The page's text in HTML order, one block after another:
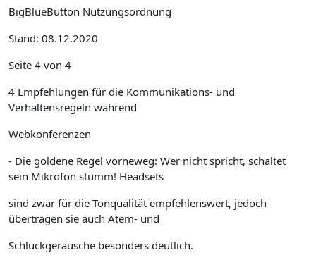
BigBlueButton Nutzungsordnung
Stand: 08.12.2020
Seite 4 von 4
4 Empfehlungen für die Kommunikations- und
Verhaltensregeln während
Webkonferenzen
- Die goldene Regel vorneweg: Wer nicht spricht, schaltet
sein Mikrofon stumm! Headsets
sind zwar für die Tonqualität empfehlenswert, jedoch
übertragen sie auch Atem- und
Schluckgeräusche besonders deutlich.